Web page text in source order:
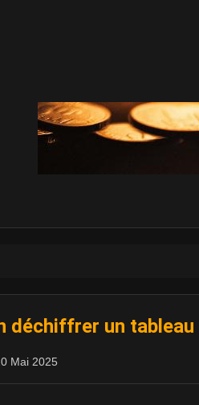
déchiffrer un
Mai 2025